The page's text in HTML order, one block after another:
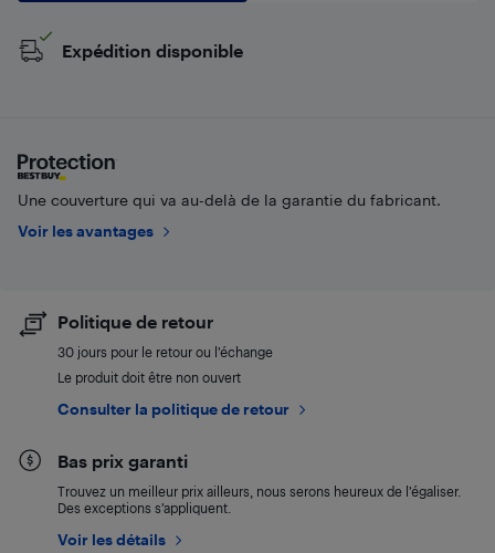
Expédition disponible
Une couverture qui va au-delà de la garantie du fabricant.
Voir les avantages
Politique de retour
30 jours pour le retour ou l’échange
Le produit doit être non ouvert
Consulter la politique de retour
Bas prix garanti
Trouvez un meilleur prix ailleurs, nous serons heureux de l’égaliser.
Des exceptions s’appliquent.
Voir les détails